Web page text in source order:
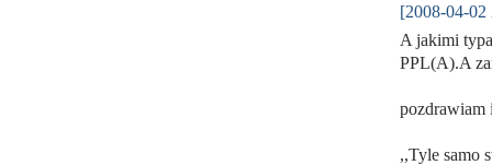
[2008-04-
A jakimi
PPL(A).A
pozdrawiam
,,Tyle samo